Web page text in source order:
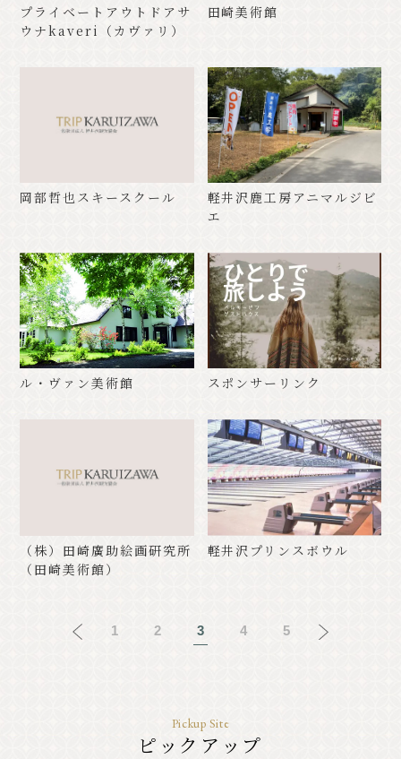
プライベートアウトドアサ
ウナkaveri（カヴァリ）
田崎美術館
岡部哲也スキースクール
軽井沢鹿工房アニマルジビ
エ
ル・ヴァン美術館 スポンサーリンク
（株）田崎廣助絵画研究所
（田崎美術館）
軽井沢プリンスボウル
1 2 3 4 5
Pickup Site
ピックアップ